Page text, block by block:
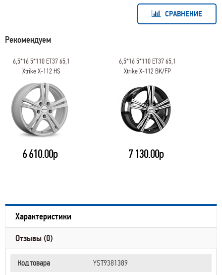
СРАВНЕНИЕ
Рекомендуем
6,5*16 5*110 ET37 65,1
Xtrike X-112 HS
6 610.00р
6,5*16 5*110 ET37 65,1
Xtrike X-112 BK/FP
7 130.00р
Характеристики
Отзывы (0)
Код товара YST9381389